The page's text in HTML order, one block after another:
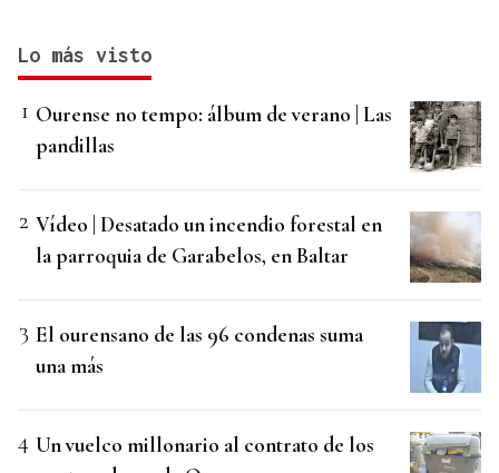
Lo más visto
Ourense no tempo: álbum de verano | Las
pandillas
Vídeo | Desatado un incendio forestal en
la parroquia de Garabelos, en Baltar
El ourensano de las 96 condenas suma
una más
Un vuelco millonario al contrato de los